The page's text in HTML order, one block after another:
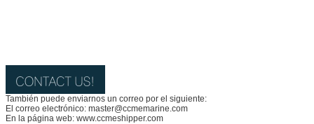
También puede enviarnos un correo por el siguiente:
El correo electrónico: master@ccmemarine.com
En la página web: www.ccmeshipper.com